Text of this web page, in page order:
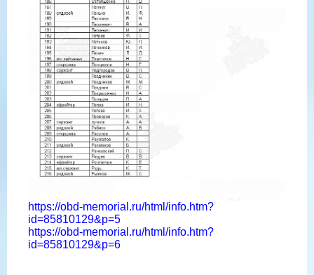
https://obd-memorial.ru/html/info.htm?
id=85810129&p=5
https://obd-memorial.ru/html/info.htm?
id=85810129&p=6